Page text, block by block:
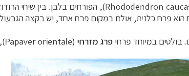
Rhododendron), הפורחים בלבן. בין שיחי
פרח כלנית, אולם במקום פרח אחד, יש בקצה
בולטים במיוחד פרחי פרג מזרחי (
Papaver orientale